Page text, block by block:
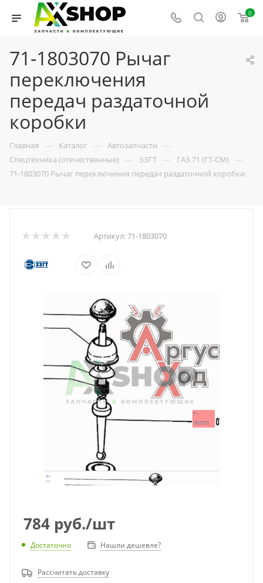
0
71-1803070 Рычаг
переключения
передач раздаточной
коробки
Главная — Каталог — Автозапчасти —
Спецтехника (отечественные) — ЗЗГТ — ГАЗ 71 (ГТ-СМ) —
71-1803070 Рычаг переключения передач раздаточной коробки
Артикул:71-1803070
784 руб./шт
Достаточно Нашли дешевле?
Рассчитать доставку